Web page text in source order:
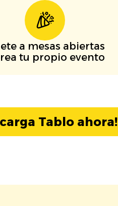
a mesas abiertas
tu propio evento
Tablo ahora!